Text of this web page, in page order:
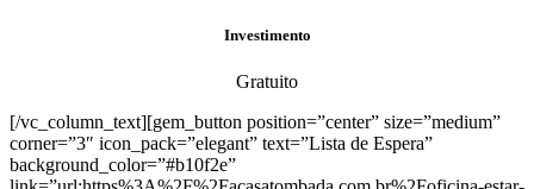
Investimento
Gratuito
[/vc_column_text][gem_button position=”center” size=”medium”
corner=”3″ icon_pack=”elegant” text=”Lista de Espera”
background_color=”#b10f2e”